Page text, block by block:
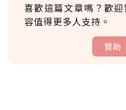
喜歡這篇文章嗎？歡
容值得更多人支持。
贊助